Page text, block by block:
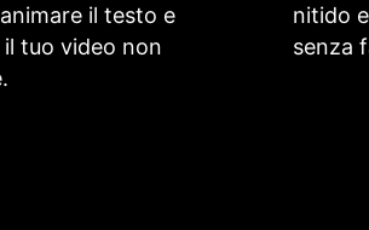
il testo e
tuo video non
nitido
senza